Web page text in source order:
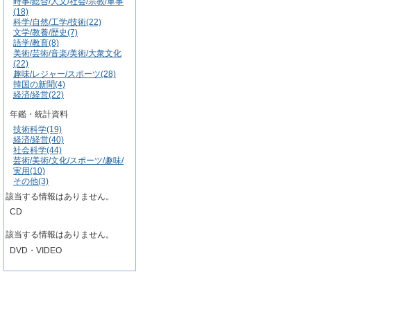
(18)
科学/自然/工学/技術(22)
文学/教養/歴史(7)
語学/教育(8)
美術/芸術/音楽/美術/大衆文化
(22)
趣味/レジャー/スポーツ(28)
韓国の新聞(4)
経済/経営(22)
年鑑・統計資料
技術科学(19)
経済/経営(40)
社会科学(44)
芸術/美術/文化/スポーツ/趣味/
実用(10)
その他(3)
該当する情報はありません。
CD
該当する情報はありません。
DVD・VIDEO